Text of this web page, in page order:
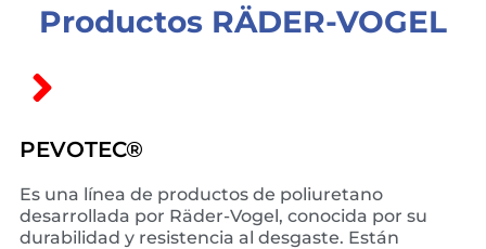
Productos RÄDER-VOGEL
PEVOTEC®
Es una línea de productos de poliuretano
desarrollada por Räder-Vogel, conocida por su
durabilidad y resistencia al desgaste. Están